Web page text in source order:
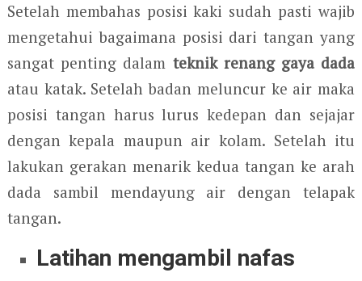
Setelah membahas posisi kaki sudah pasti wajib
mengetahui bagaimana posisi dari tangan yang
sangat penting dalam teknik renang gaya dada
atau katak. Setelah badan meluncur ke air maka
posisi tangan harus lurus kedepan dan sejajar
dengan kepala maupun air kolam. Setelah itu
lakukan gerakan menarik kedua tangan ke arah
dada sambil mendayung air dengan telapak
tangan.
Latihan mengambil nafas